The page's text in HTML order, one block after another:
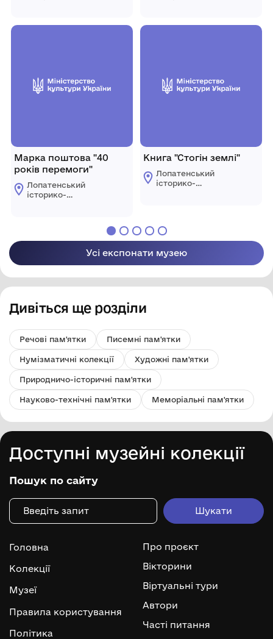
Марка поштова "40
років перемоги"
Лопатенський
історико-
Книга "Стогін землі"
Лопатенський
історико-
Усі експонати музею
Дивіться ще розділи
Речові пам'ятки Писемні пам'ятки
Нумізматичні колекції Художні пам'ятки
Природничо-історичні пам'ятки
Науково-технічні пам'ятки Меморіальні пам'ятки
Доступні музейні колекції
Пошук по сайту
Головна
Колекції
Музеї
Правила користування
Політика
Про проєкт
Вікторини
Віртуальні тури
Автори
Часті питання